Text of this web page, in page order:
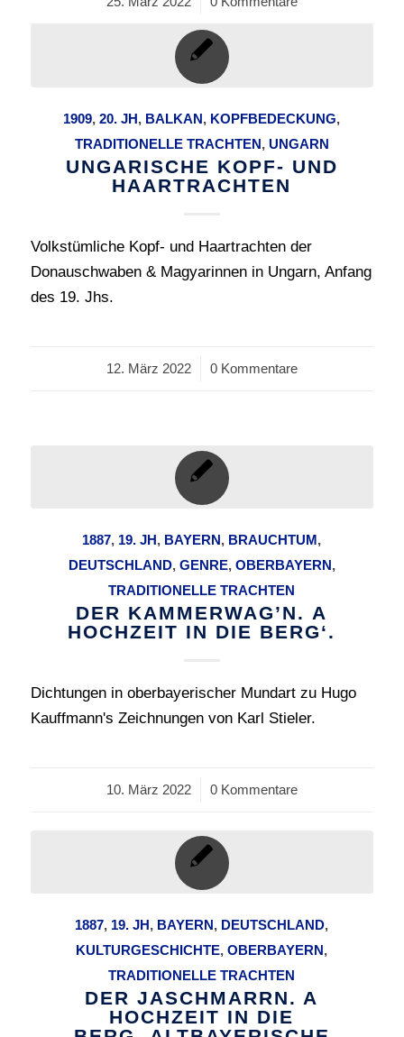
1909,20. JH, BALKAN, KOPFBEDECKUNG,
TRADITIONELLE TRACHTEN, UNGARN
UNGARISCHE KOPF- UND
HAARTRACHTEN
Volkstümliche Kopf- und Haartrachten der
Donauschwaben & Magyarinnen in Ungarn, Anfang
des 19. Jhs.
12. März 2022
/ 0 Kommentare
1887, 19. JH, BAYERN, BRAUCHTUM,
DEUTSCHLAND, GENRE, OBERBAYERN,
TRADITIONELLE TRACHTEN
DER KAMMERWAG’N. A
HOCHZEIT IN DIE BERG‘.
Dichtungen in oberbayerischer Mundart zu Hugo
Kauffmann's Zeichnungen von Karl Stieler.
10. März 2022
/ 0 Kommentare
1887, 19. JH, BAYERN, DEUTSCHLAND,
KULTURGESCHICHTE,OBERBAYERN,
TRADITIONELLE TRACHTEN
DER JASCHMARRN. A
HOCHZEIT IN DIE